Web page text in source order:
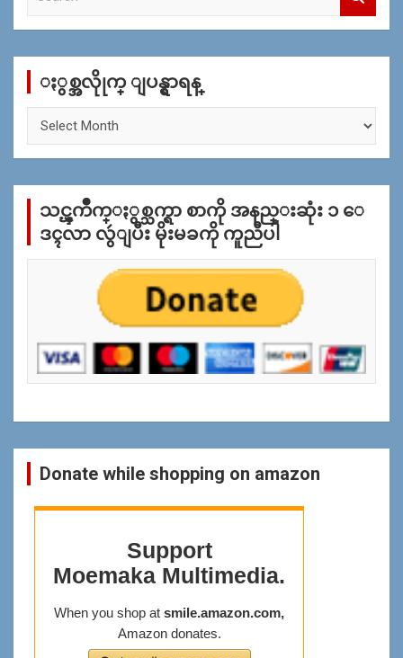
c
ႏွစ္အလိုုက္ ျပန္ရွာရန္
က္
န္
သင္ၾကိဳက္ႏွစ္သက္ရာ စာကို အနည္းဆုံး ၁ ေ
ဒၚလာ လွဴျပီး မိုးမခကို ကူညီပါ
Donate while shopping on amazon